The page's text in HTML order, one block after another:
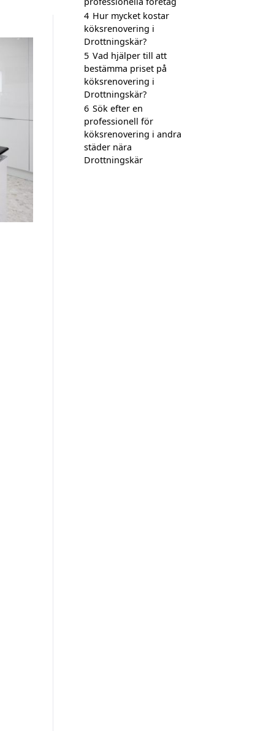
4 Hur mycket kostar
köksrenovering i
Drottningskär?
5 Vad hjälper till att
bestämma priset på
köksrenovering i
Drottningskär?
6 Sök efter en
professionell för
köksrenovering i andra
städer nära
Drottningskär